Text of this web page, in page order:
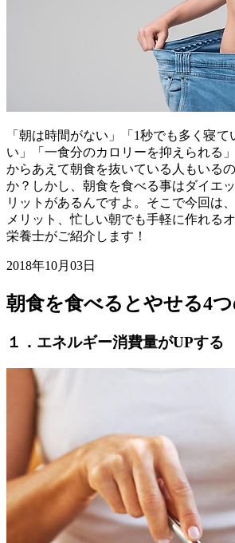
「朝は時間がない」「1秒でも多く寝
い」「一食分のカロリーを抑えられる
からあえて朝食を抜いている人もいる
か？しかし、朝食を食べる事はダイエ
リットがあるんですよ。そこで今回は
メリット、忙しい朝でも手軽に作れる
栄養士がご紹介します！
2018年10月03日
朝食を食べるとやせる4
１．エネルギー消費量がUPする